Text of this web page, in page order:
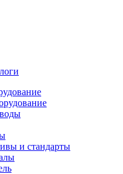
и стандарты